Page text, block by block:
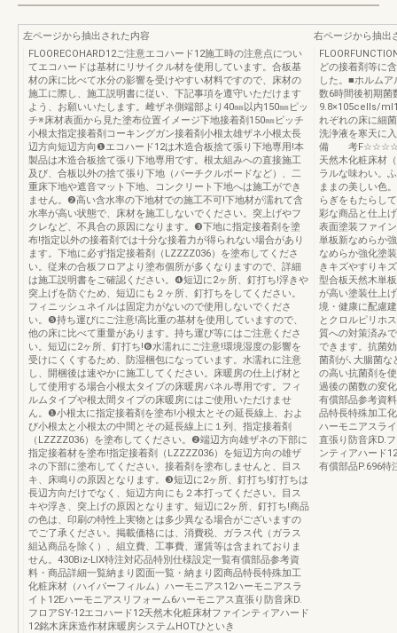
左ページから抽出された内容
FLOORECOHARD12ご注意エコハード12施工時の注意点につい
てエコハードは基材にリサイクル材を使用しています。合板基
材の床に比べて水分の影響を受けやすい材料ですので、床材の
施工に際し、施工説明書に従い、下記事項を遵守いただけます
よう、お願いいたします。雌ザネ側端部より40㎜以内150㎜ピッ
チ※床材表面から見た塗布位置イメージ下地接着剤150㎜ピッチ
小根太指定接着剤コーキングガン接着剤小根太雄ザネ小根太長
辺方向短辺方向❶エコハード12は木造合板捨て張り下地専用!本
製品は木造合板捨て張り下地専用です。根太組みへの直接施工
及び、合板以外の捨て張り下地（パーチクルボードなど）、二
重床下地や遮音マット下地、コンクリート下地へは施工ができ
ません。❷高い含水率の下地材での施工不可!下地材が濡れて含
水率が高い状態で、床材を施工しないでください。突上げやフ
クレなど、不具合の原因になります。❸下地に指定接着剤を塗
布!指定以外の接着剤では十分な接着力が得られない場合があり
ます。下地に必ず指定接着剤（LZZZZ036）を塗布してくださ
い。従来の合板フロアより塗布個所が多くなりますので、詳細
は施工説明書をご確認ください。❹短辺に2ヶ所、釘打ち!浮きや
突上げを防ぐため、短辺にも２ヶ所、釘打ちをしてください。
フィニッシュネイルは固定力がないので使用しないでくださ
い。❺持ち運びにご注意!高比重の基材を使用していますので、
他の床に比べて重量があります。持ち運び等にはご注意くださ
い。短辺に2ヶ所、釘打ち!❻水濡れにご注意!環境湿度の影響を
受けにくくするため、防湿梱包になっています。水濡れに注意
し、開梱後は速やかに施工してください。床暖房の仕上げ材と
して使用する場合小根太タイプの床暖房パネル専用です。フィ
ルムタイプや根太間タイプの床暖房にはご使用いただけませ
ん。❶小根太に指定接着剤を塗布!小根太とその延長線上、およ
び小根太と小根太の中間とその延長線上に１列、指定接着剤
（LZZZZ036）を塗布してください。❷端辺方向雄ザネの下部に
指定接着材を塗布!指定接着剤（LZZZZ036）を短辺方向の雄ザ
ネの下部に塗布してください。接着剤を塗布しませんと、目ス
キ、床鳴りの原因となります。❸短辺に2ヶ所、釘打ち!釘打ちは
長辺方向だけでなく、短辺方向にも２本打ってください。目ス
キや浮き、突上げの原因となります。短辺に2ヶ所、釘打ち!商品
の色は、印刷の特性上実物とは多少異なる場合がございますの
でご了承ください。掲載価格には、消費税、ガラス代（ガラス
組込商品を除く）、組立費、工事費、運賃等は含まれておりま
せん。430Biz-LIX特注対応品特別仕様設定一覧有償部品参考資
料・商品詳細一覧納まり図面一覧・納まり図商品特長特殊加工
化粧床材（ハイパーフィルム）ハーモニアス12ハーモニアスラ
イト12Eハーモニアスリフォーム6ハーモニアス直張り防音床D.
フロアSY-12エコハード12天然木化粧床材ファインティアハード
12銘木床床造作材床暖房システムHOTひといき
右ページから抽出
どの接着剤等に
した。■ホルム
数6時間後初期
9.8×105cells/
れぞれの床に細
洗浄液を寒天に
備 考
天然木化粧床材
ラルな味わい。
ままの美しい色
らぎをもたらし
彩な商品と仕上
表面塗装ファイ
単板新なめらか
なめらか強化塗
きキズやすりキ
型合板天然木単
が高い塗装仕上
境・健康に配慮
とクロルピリホ
質への対策済み
できます。抗菌
菌剤が､大腸菌な
の高い抗菌剤を
過後の菌数の変
有償部品参考資
品特長特殊加工
ハーモニアスラ
直張り防音床D.
ンティアハード
有償部品P.696特